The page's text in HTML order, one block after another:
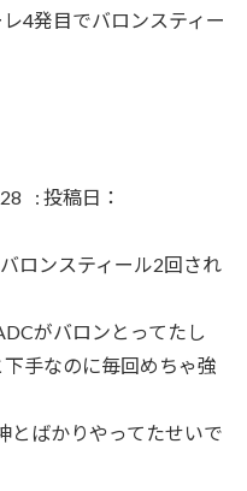
4発目でバロンスティー
: 投稿日：
ロンスティール2回され
がバロンとってたし
手なのに毎回めちゃ強
とばかりやってたせいで